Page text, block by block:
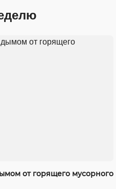
от горящего мусорного